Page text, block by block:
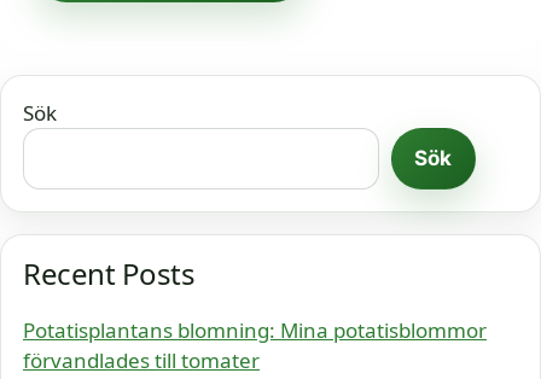
Sök
Sök
Recent Posts
Potatisplantans blomning: Mina potatisblommor
förvandlades till tomater